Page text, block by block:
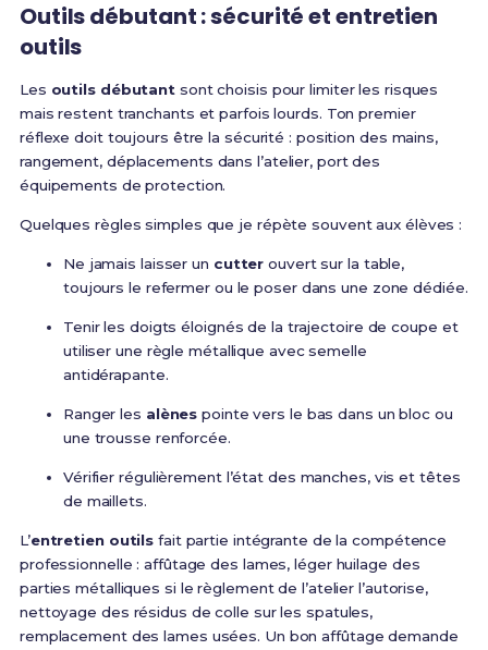
Outils débutant : sécurité et entretien
outils
Les outils débutant sont choisis pour limiter les risques
mais restent tranchants et parfois lourds. Ton premier
réflexe doit toujours être la sécurité : position des mains,
rangement, déplacements dans l’atelier, port des
équipements de protection.
Quelques règles simples que je répète souvent aux élèves :
Ne jamais laisser un cutter ouvert sur la table,
toujours le refermer ou le poser dans une zone dédiée.
Tenir les doigts éloignés de la trajectoire de coupe et
utiliser une règle métallique avec semelle
antidérapante.
Ranger les alènes pointe vers le bas dans un bloc ou
une trousse renforcée.
Vérifier régulièrement l’état des manches, vis et têtes
de maillets.
L’entretien outils fait partie intégrante de la compétence
professionnelle : affûtage des lames, léger huilage des
parties métalliques si le règlement de l’atelier l’autorise,
nettoyage des résidus de colle sur les spatules,
remplacement des lames usées. Un bon affûtage demande